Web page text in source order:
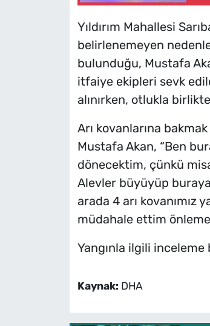
Yıldırım Mahallesi
belirlenemeyen nedenle
bulunduğu, Mustafa
itfaiye ekipleri sevk
alınırken, otlukla
Arı kovanlarına
Mustafa Akan, “Ben
dönecektim, çünkü
Alevler büyüyüp
arada 4 arı kovanımız
müdahale ettim
Yangınla ilgili inceleme
Kaynak: DHA